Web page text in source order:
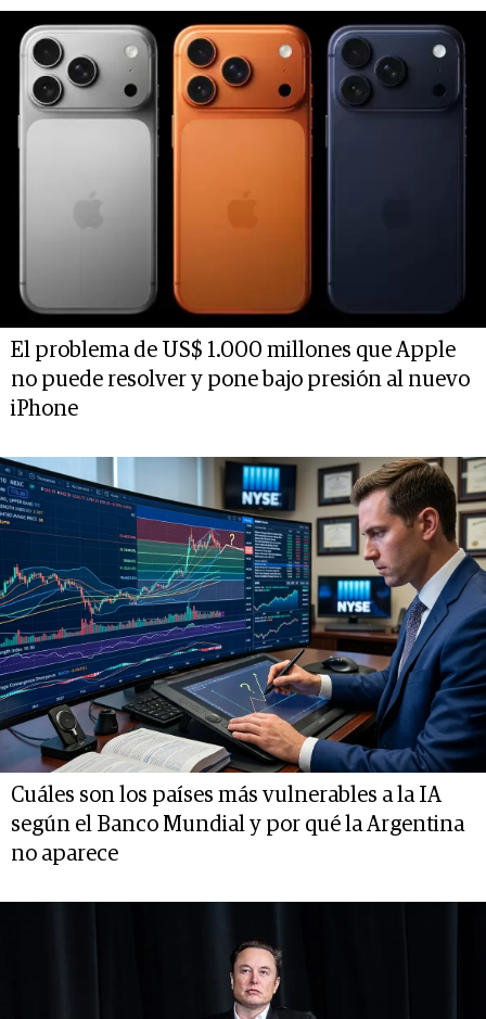
El problema de US$ 1.000 millones que Apple
no puede resolver y pone bajo presión al nuevo
iPhone
Cuáles son los países más vulnerables a la IA
según el Banco Mundial y por qué la Argentina
no aparece